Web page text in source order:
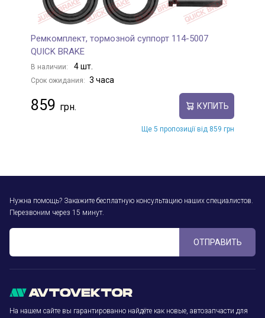
Ремкомплект, тормозной суппорт 114-5007
QUICK BRAKE
В наличии: 4 шт.
Срок ожидания: 3 часа
859 КУПИТЬ
Ще 5 пропозиції від 859 грн
Нужна помощь? Закажите бесплатную консультацию наших специалистов.
Перезвоним через 15 минут.
ОТПРАВИТЬ
На нашем сайте вы гарантированно найдёте как новые, автозапчасти для